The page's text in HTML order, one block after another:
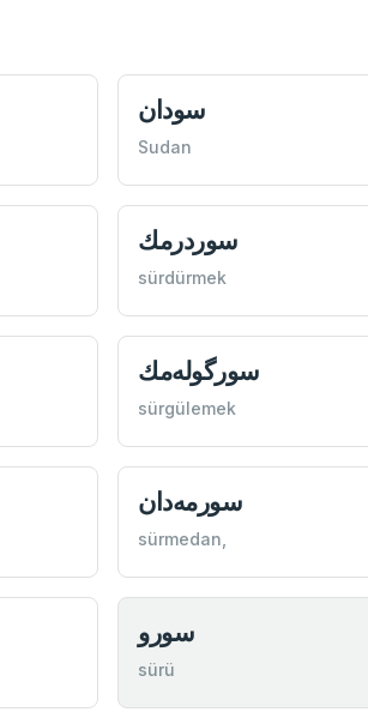
سودان
Sudan
سوردرمك
sürdürmek
سورگوله‌مك
sürgülemek
سورمه‌دان
sürmedan,
سورو
sürü